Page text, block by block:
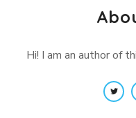
Hi! I am an author of